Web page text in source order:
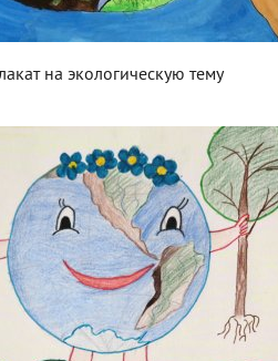
на экологическую тему